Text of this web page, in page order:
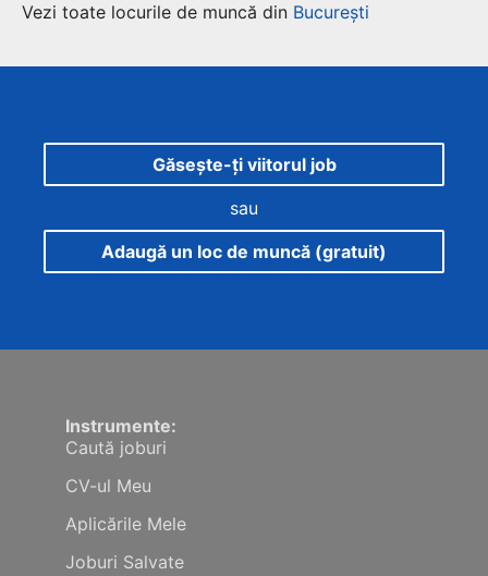
Vezi toate locurile de muncă din București
Găsește-ți viitorul job
sau
Adaugă un loc de muncă (gratuit)
Instrumente:
Caută joburi
CV-ul Meu
Aplicările Mele
Joburi Salvate